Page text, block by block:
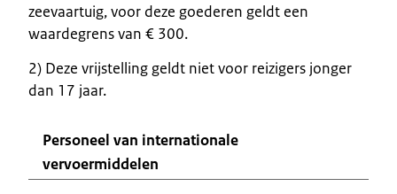
zeevaartuig, voor deze goederen geldt een
waardegrens van € 300.
2) Deze vrijstelling geldt niet voor reizigers jonger
dan 17 jaar.
Personeel van internationale
vervoermiddelen